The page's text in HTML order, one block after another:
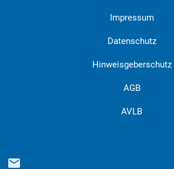
Impressum
Datenschutz
Hinweisgeberschutz
AGB
AVLB